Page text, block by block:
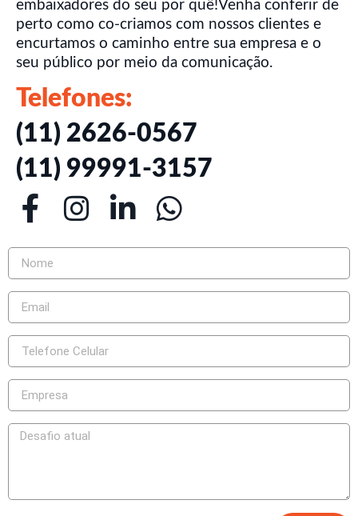
embaixadores do seu por quê!Venha conferir de
perto como co-criamos com nossos clientes e
encurtamos o caminho entre sua empresa e o
seu público por meio da comunicação.
Telefones:
(11) 2626-0567
(11) 99991-3157